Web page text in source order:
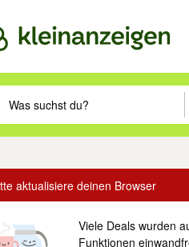
eingeben. Eingabetaste
aktualisiere deinen Browser
Viele Deals wurden
Funktionen